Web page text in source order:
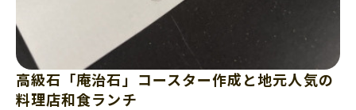
高級石「庵治石」コースター作成と地元人気の
料理店和食ランチ